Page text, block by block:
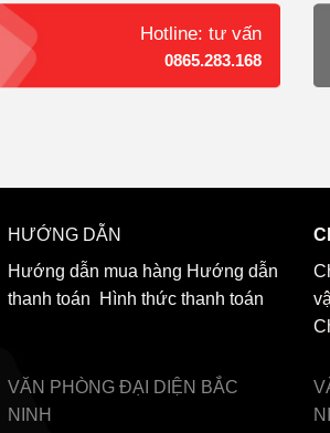
Hotline: tư vấn
0865.283.168
HƯỚNG DẪN
Hướng dẫn mua hàng Hướng dẫn
thanh toán
Hình thức thanh toán
VĂN PHÒNG ĐẠI DIỆN BẮC
NINH